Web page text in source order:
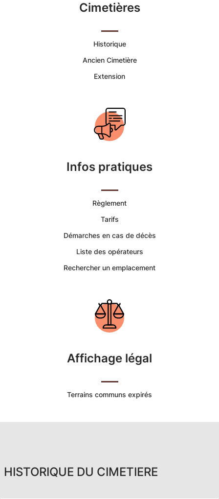
Commune
de
Piana
|
Services
Funéraires
et
Cimetières
Historique
Ancien Cimetière
Extension
Infos pratiques
Règlement
Tarifs
Démarches en cas de décès
Liste des opérateurs
Rechercher un emplacement
Affichage légal
Terrains communs expirés
HISTORIQUE DU CIMETIERE